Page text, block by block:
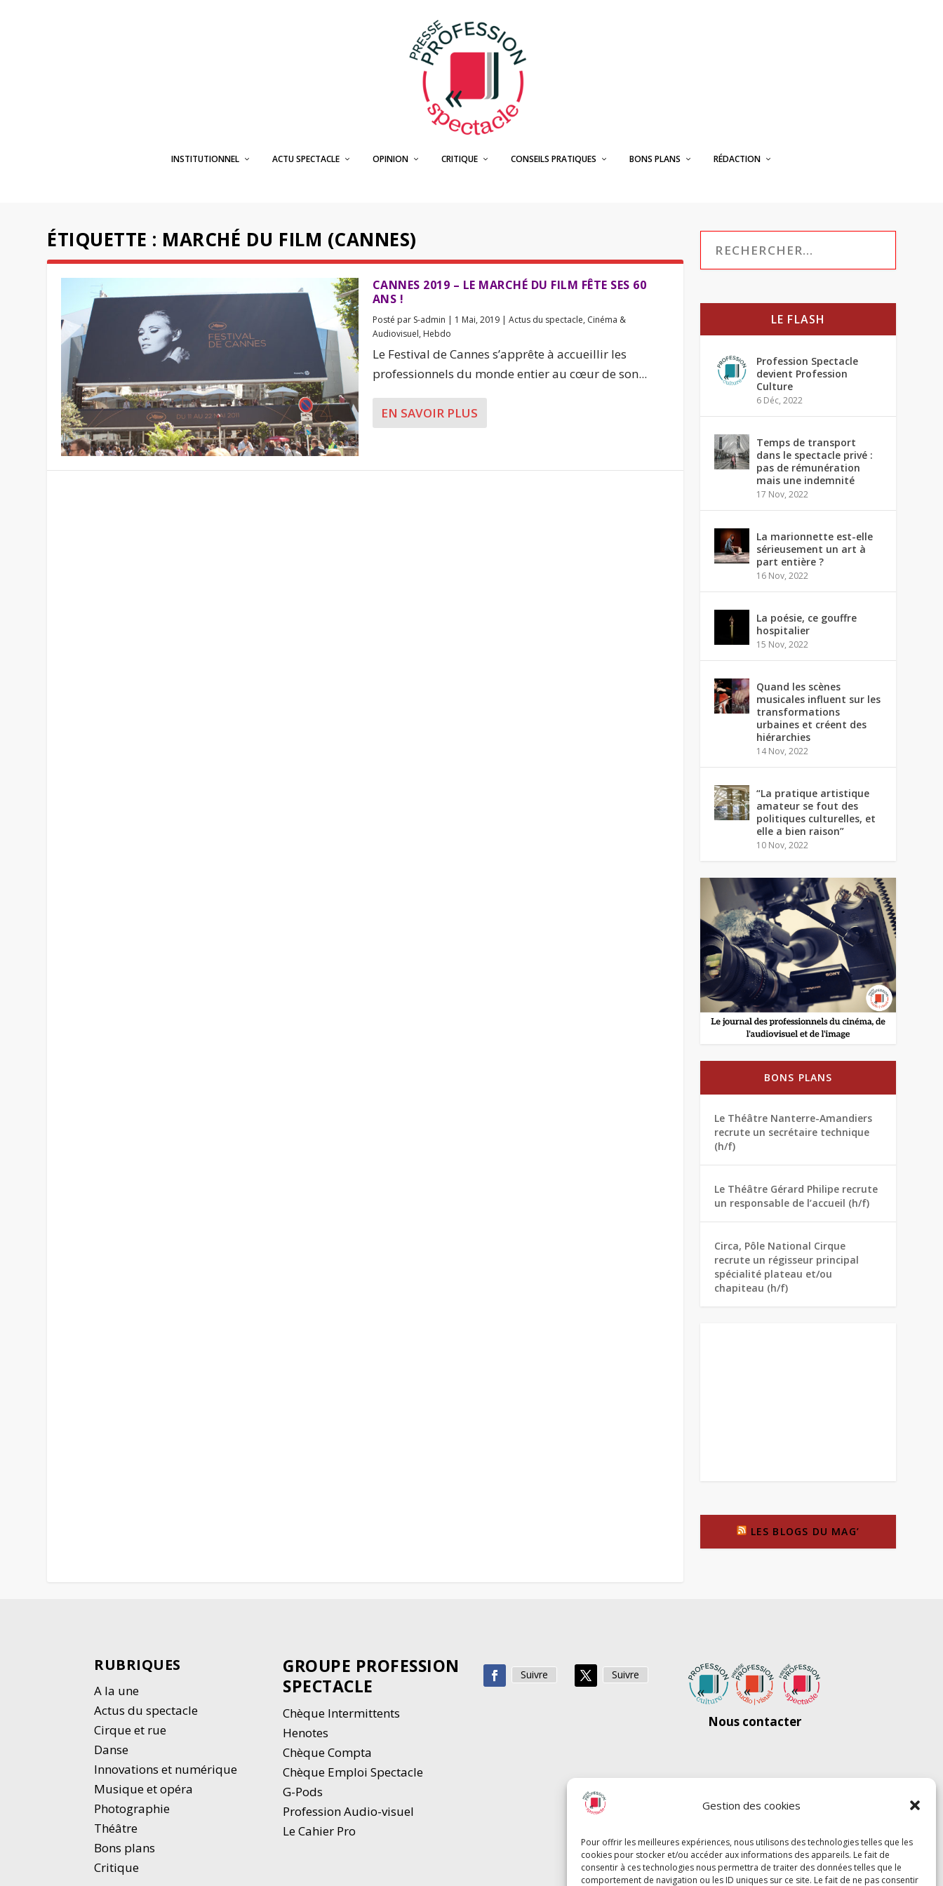
Gestion des cookies
Pour offrir les meilleures expériences, nous utilisons des technologies telles que les
cookies pour stocker et/ou accéder aux informations des appareils. Le fait de
consentir à ces technologies nous permettra de traiter des données telles que le
comportement de navigation ou les ID uniques sur ce site. Le fait de ne pas consentir
INSTITUTIONNEL ACTU SPECTACLE OPINION CRITIQUE CONSEILS PRATIQUES BONS PLANS RÉDACTION
ÉTIQUETTE : MARCHÉ DU FILM (CANNES)
CANNES 2019 – LE MARCHÉ DU FILM FÊTE SES 60
ANS !
Posté par S-admin | 1 Mai, 2019| Actus du spectacle, Cinéma &
Audiovisuel, Hebdo
Le Festival de Cannes s’apprête à accueillir les
professionnels du monde entier au cœur de son...
EN SAVOIR PLUS
LE FLASH
Profession Spectacle
devient Profession
Culture
6 Déc, 2022
Temps de transport
dans le spectacle privé :
pas de rémunération
mais une indemnité
17 Nov, 2022
La marionnette est-elle
sérieusement un art à
part entière ?
16 Nov, 2022
La poésie, ce gouffre
hospitalier
15 Nov, 2022
Quand les scènes
musicales influent sur les
transformations
urbaines et créent des
hiérarchies
14 Nov, 2022
“La pratique artistique
amateur se fout des
politiques culturelles, et
elle a bien raison”
10 Nov, 2022
BONS PLANS
Le Théâtre Nanterre-Amandiers
recrute un secrétaire technique
(h/f)
Le Théâtre Gérard Philipe recrute
un responsable de l’accueil (h/f)
Circa, Pôle National Cirque
recrute un régisseur principal
spécialité plateau et/ou
chapiteau (h/f)
LES BLOGS DU MAG’
RUBRIQUES
A la une
Actus du spectacle
Cirque et rue
Danse
Innovations et numérique
Musique et opéra
Photographie
Théâtre
Bons plans
Critique
GROUPE PROFESSION
SPECTACLE
Chèque Intermittents
Henotes
Chèque Compta
Chèque Emploi Spectacle
G-Pods
Profession Audio-visuel
Le Cahier Pro
Suivre Suivre
Nous contacter